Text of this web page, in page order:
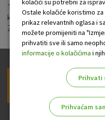
12. travnja u vremenu od
kratkotrajni prekidi u
Zahvaljujemo na
Prijava na newsletter
Ostale kolačiće koristimo
prikaz relevantnih oglasa i
možete promijeniti na
prihvatiti sve ili samo
informacije o kolačićima i
Prihvati
Prihvaćam